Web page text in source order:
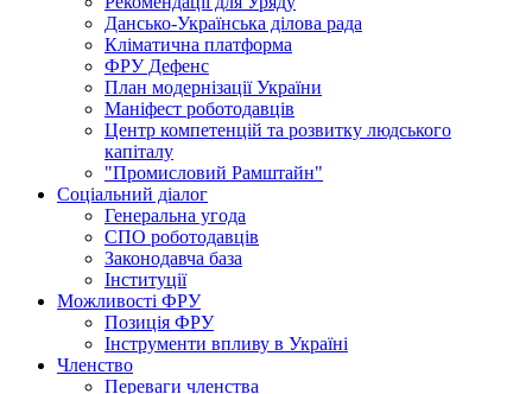
Дансько-Українська ділова рада
Кліматична платформа
ФРУ Дефенс
План модернізації України
Маніфест роботодавців
Центр компетенцій та розвитку людського
капіталу
"Промисловий Рамштайн"
Соціальний діалог
Генеральна угода
СПО роботодавців
Законодавча база
Інституції
Можливості ФРУ
Позиція ФРУ
Інструменти впливу в Україні
Членство
Переваги членства